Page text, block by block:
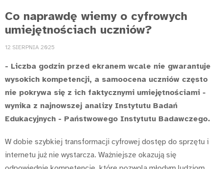
Co naprawdę wiemy o cyfrowych
umiejętnościach uczniów?
12 SIERPNIA 2025
- Liczba godzin przed ekranem wcale nie gwarantuje
wysokich kompetencji, a samoocena uczniów często
nie pokrywa się z ich faktycznymi umiejętnościami -
wynika z najnowszej analizy Instytutu Badań
Edukacyjnych - Państwowego Instytutu Badawczego.
W dobie szybkiej transformacji cyfrowej dostęp do sprzętu i
internetu już nie wystarcza. Ważniejsze okazują się